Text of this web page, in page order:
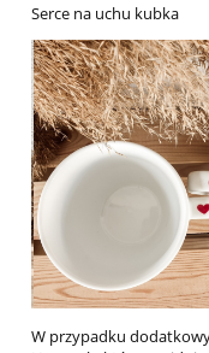
Serce na uchu kubka
W przypadku